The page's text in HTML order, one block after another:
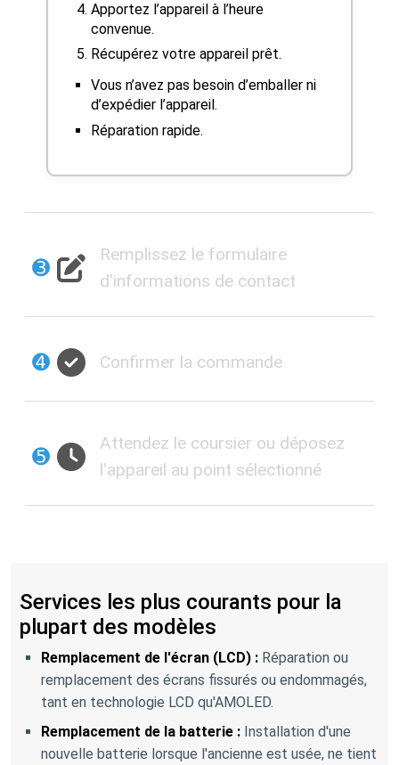
Apportez l’appareil à l’heure
convenue.
Récupérez votre appareil prêt.
Vous n’avez pas besoin d’emballer ni
d’expédier l’appareil.
Réparation rapide.
➌
Remplissez le formulaire
d'informations de contact
➍ Confirmer la commande
➎
Attendez le coursier ou déposez
l'appareil au point sélectionné
Services les plus courants pour la
plupart des modèles
Remplacement de l'écran (LCD) : Réparation ou
remplacement des écrans fissurés ou endommagés,
tant en technologie LCD qu'AMOLED.
Remplacement de la batterie : Installation d'une
nouvelle batterie lorsque l'ancienne est usée, ne tient